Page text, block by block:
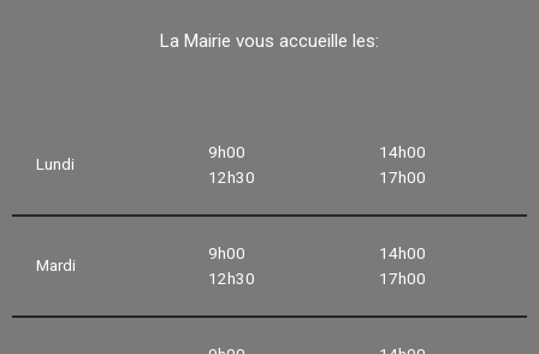
La Mairie vous accueille les:
Lundi
9h00
12h30
14h00
17h00
Mardi
9h00
12h30
14h00
17h00